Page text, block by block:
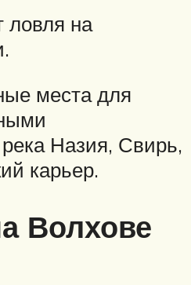
ловля на
места для
Назия, Свирь,
карьер.
Волхове